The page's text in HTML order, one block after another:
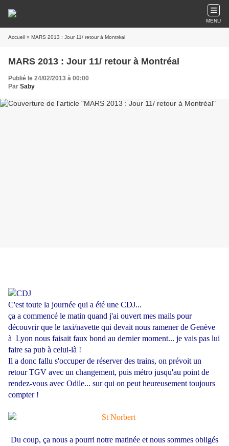
MENU
Accueil » MARS 2013 : Jour 11/ retour à Montréal
MARS 2013 : Jour 11/ retour à Montréal
Publié le 24/02/2013 à 00:00
Par Saby
C'est toute la journée qui a été une CDJ...
ça a commencé le matin quand j'ai ouvert mes mails pour
découvrir que le taxi/navette qui devait nous ramener de Genève
à Lyon nous faisait faux bond au dernier moment... je vais pas lui
faire sa pub à celui-là !
Il a donc fallu s'occuper de réserver des trains, on prévoit un
retour TGV avec un changement, puis métro jusqu'au point de
rendez-vous avec Odile... sur qui on peut heureusement toujours
compter !
Du coup, ça nous a pourri notre matinée et nous sommes obligés